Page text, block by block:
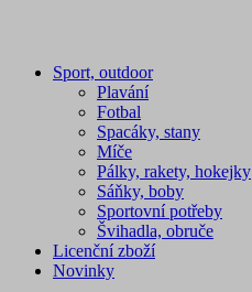
Sport, outdoor
Plavání
Fotbal
Spacáky, stany
Míče
Pálky, rakety, hokejky
Sáňky, boby
Sportovní potřeby
Švihadla, obruče
Licenční zboží
Novinky